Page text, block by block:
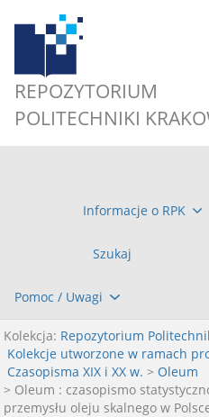
REPOZYTORIUM
POLITECHNIKI
Informacje o RPK
Szukaj
Pomoc / Uwagi
Kolekcja: Repozytorium
Kolekcje utworzone w ramach
Czasopisma XIX i XX w. > Oleum
> Oleum : czasopismo
przemysłu oleju skalnego w